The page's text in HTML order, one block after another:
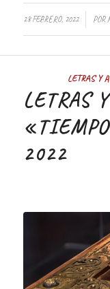
28 FEBRERO, 2022 POR
LETRAS Y
LETRAS
2022